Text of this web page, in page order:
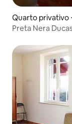
Quarto privativo
Preta Nera